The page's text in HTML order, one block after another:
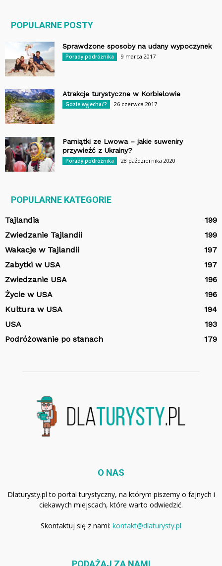
POPULARNE POSTY
Sprawdzone sposoby na udany wypoczynek
Porady podróżnika 9 marca 2017
Atrakcje turystyczne w Korbielowie
Gdzie wyjechać? 26 czerwca 2017
Pamiątki ze Lwowa – jakie suweniry
przywieźć z Ukrainy?
Porady podróżnika 28 października 2020
POPULARNE KATEGORIE
Tajlandia
199
Zwiedzanie Tajlandii
199
Wakacje w Tajlandii
197
Zabytki w USA
197
Zwiedzanie USA
196
Życie w USA
196
Kultura w USA
194
USA
193
Podróżowanie po stanach
179
O NAS
Dlaturysty.pl to portal turystyczny, na którym piszemy o fajnych i
ciekawych miejscach, które warto odwiedzić.
Skontaktuj się z nami: kontakt@dlaturysty.pl
PODĄŻAJ ZA NAMI